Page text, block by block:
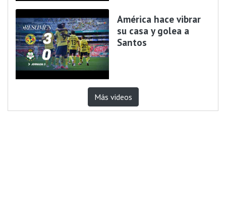
América hace vibrar
su casa y golea a
Santos
Más videos